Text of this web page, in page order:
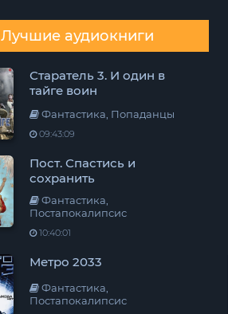
Лучшие аудиокниги
Старатель 3. И один в
тайге воин
Фантастика, Попаданцы
09:43:09
Пост. Спастись и
сохранить
Фантастика,
Постапокалипсис
10:40:01
Метро 2033
Фантастика,
Постапокалипсис